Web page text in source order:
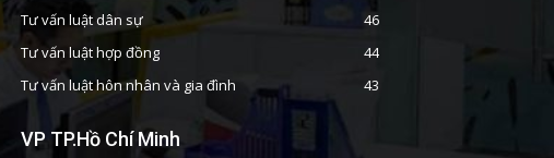
Tư vấn luật dân sự
46
Tư vấn luật hợp đồng
44
Tư vấn luật hôn nhân và gia đình
43
VP TP.Hồ Chí Minh